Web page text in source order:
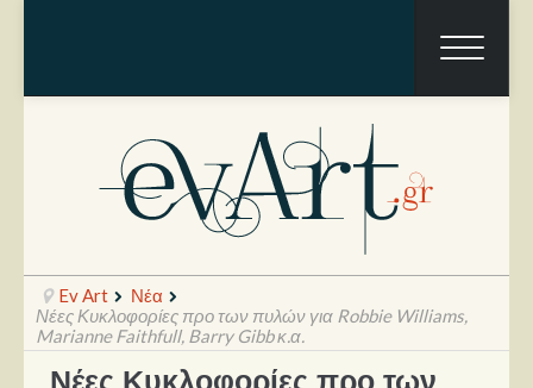
Ev Art
Νέα
Νέες Κυκλοφορίες προ των πυλών για Robbie Williams,
Marianne Faithfull, Barry Gibb κ.α.
Νέες Κυκλοφορίες προ των